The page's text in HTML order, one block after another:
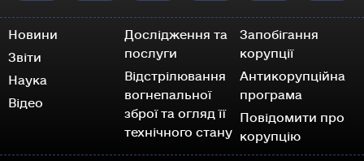
Новини
Звіти
Наука
Відео
Дослідження та
послуги
Відстрілювання
вогнепальної
зброї та огляд її
технічного стану
Запобігання
корупції
Антикорупційна
програма
Повідомити про
корупцію